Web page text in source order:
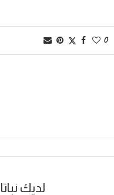
0
لديك